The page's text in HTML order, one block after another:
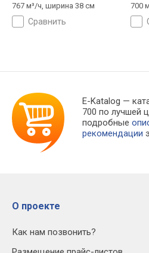
767 м³/ч, ширина 38 см
сравнить
700
E-Katalog —
700 по лучшей
подробные
рекомендации
О проекте
Как нам позвонить?